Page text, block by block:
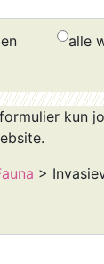
alle
kun
>